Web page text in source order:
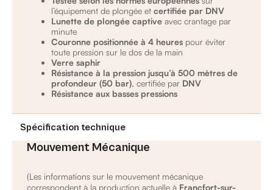
l’équipement de plongée et certifiée par DNV
Lunette de plongée captive avec crantage par
minute
Couronne positionnée à 4 heures pour éviter
toute pression sur le dos de la main
Verre saphir
Résistance à la pression jusqu’à 500 mètres de
profondeur (50 bar), certifiée par DNV
Résistance aux basses pressions
Spécification technique
Mouvement Mécanique
(Les informations sur le mouvement mécanique
correspondent à la production actuelle à Francfort-sur-